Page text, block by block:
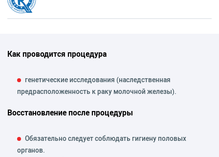
Как проводится процедура
генетические исследования (наследственная
предрасположенность к раку молочной железы).
Восстановление после процедуры
Обязательно следует соблюдать гигиену половых
органов.